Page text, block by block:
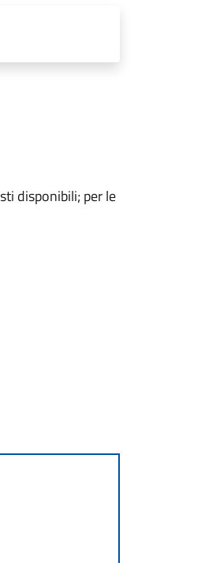
disponibili; per le